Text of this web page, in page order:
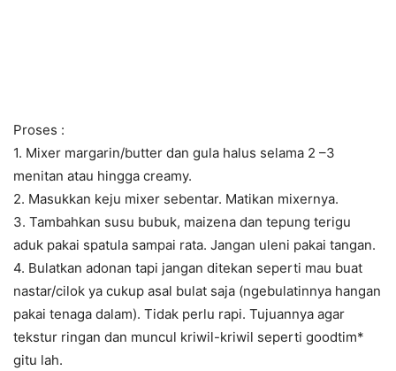
Proses :
1. Mixer margarin/butter dan gula halus selama 2 –3
menitan atau hingga creamy.
2. Masukkan keju mixer sebentar. Matikan mixernya.
3. Tambahkan susu bubuk, maizena dan tepung terigu
aduk pakai spatula sampai rata. Jangan uleni pakai tangan.
4. Bulatkan adonan tapi jangan ditekan seperti mau buat
nastar/cilok ya cukup asal bulat saja (ngebulatinnya hangan
pakai tenaga dalam). Tidak perlu rapi. Tujuannya agar
tekstur ringan dan muncul kriwil-kriwil seperti goodtim*
gitu lah.